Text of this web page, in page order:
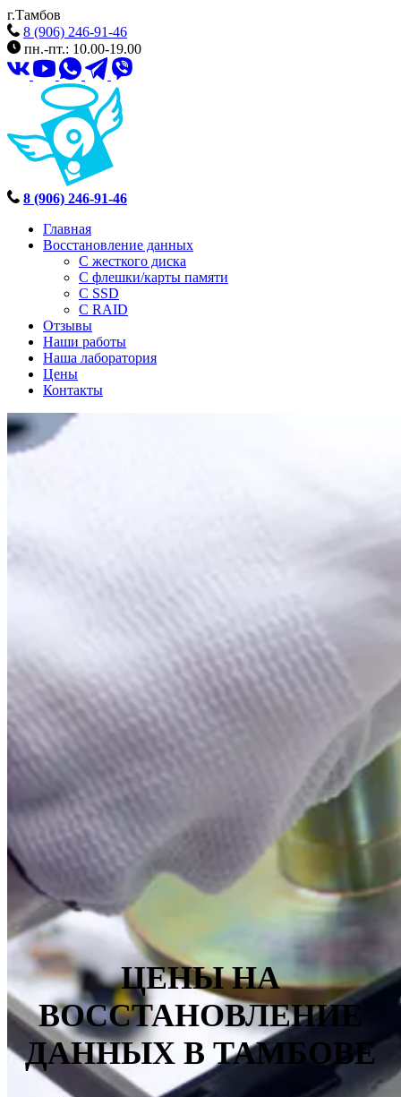
г.Тамбов
8 (906) 246-91-46
пн.-пт.: 10.00-19.00
8 (906) 246-91-46
Главная
Восстановление данных
С жесткого диска
С флешки/карты памяти
С SSD
С RAID
Отзывы
Наши работы
Наша лаборатория
Цены
Контакты
ЦЕНЫ НА
ВОССТАНОВЛЕНИЕ
ДАННЫХ В ТАМБОВЕ